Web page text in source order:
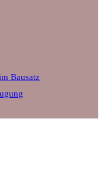
Bausatz